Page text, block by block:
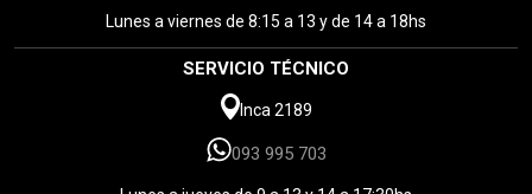
Lunes a viernes de 8:15 a 13 y de 14 a 18hs
SERVICIO TÉCNICO
Inca 2189
093 995 703